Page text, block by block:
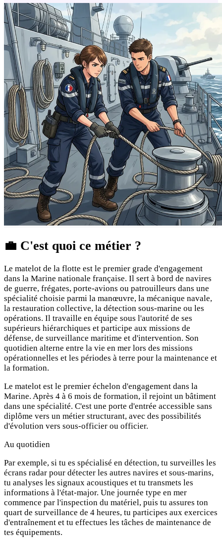
💼 C'est quoi ce métier ?
Le matelot de la flotte est le premier grade d'engagement
dans la Marine nationale française. Il sert à bord de navires
de guerre, frégates, porte-avions ou patrouilleurs dans une
spécialité choisie parmi la manœuvre, la mécanique navale,
la restauration collective, la détection sous-marine ou les
opérations. Il travaille en équipe sous l'autorité de ses
supérieurs hiérarchiques et participe aux missions de
défense, de surveillance maritime et d'intervention. Son
quotidien alterne entre la vie en mer lors des missions
opérationnelles et les périodes à terre pour la maintenance et
la formation.
Le matelot est le premier échelon d'engagement dans la
Marine. Après 4 à 6 mois de formation, il rejoint un bâtiment
dans une spécialité. C'est une porte d'entrée accessible sans
diplôme vers un métier structurant, avec des possibilités
d'évolution vers sous-officier ou officier.
Au quotidien
Par exemple, si tu es spécialisé en détection, tu surveilles les
écrans radar pour détecter les autres navires et sous-marins,
tu analyses les signaux acoustiques et tu transmets les
informations à l'état-major. Une journée type en mer
commence par l'inspection du matériel, puis tu assures ton
quart de surveillance de 4 heures, tu participes aux exercices
d'entraînement et tu effectues les tâches de maintenance de
tes équipements.